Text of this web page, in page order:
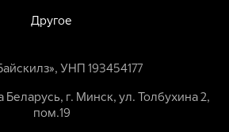
Другое
УНП 193454177
Беларусь, г. Минск, ул. Толбухина 2,
пом.19